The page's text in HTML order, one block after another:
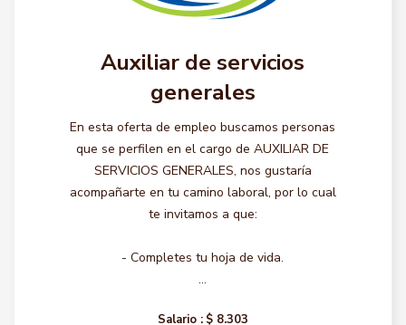
Auxiliar de servicios
generales
En esta oferta de empleo buscamos personas
que se perfilen en el cargo de AUXILIAR DE
SERVICIOS GENERALES, nos gustaría
acompañarte en tu camino laboral, por lo cual
te invitamos a que:
- Completes tu hoja de vida.
...
Salario : $ 8.303